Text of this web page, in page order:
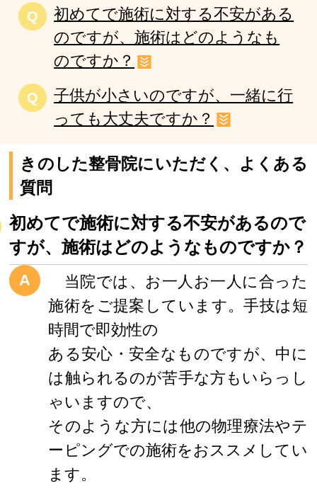
Q
初めてで施術に対する不安がある
のですが、施術はどのようなも
のですか？
Q
子供が小さいのですが、一緒に行
っても大丈夫ですか？
きのした整骨院にいただく、よくある
質問
初めてで施術に対する不安があるので
すが、施術はどのようなものですか？
A
当院では、お一人お一人に合った
施術をご提案しています。手技は短
時間で即効性の
ある安心・安全なものですが、中に
は触られるのが苦手な方もいらっし
ゃいますので、
そのような方には他の物理療法やテ
ーピングでの施術をおススメしてい
ます。